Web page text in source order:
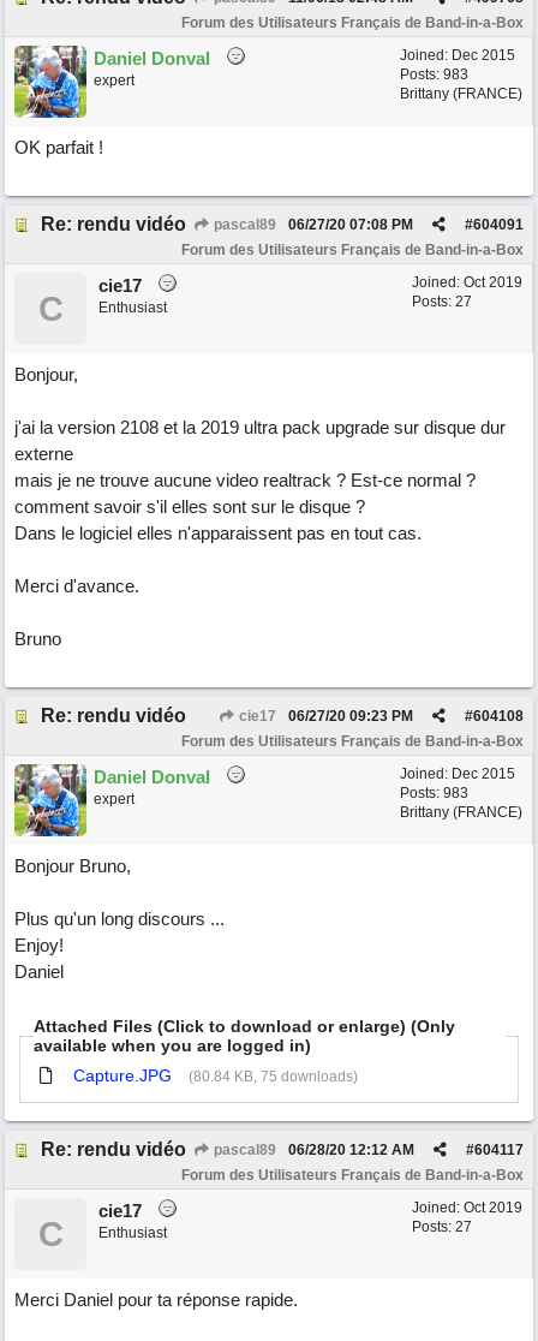
Forum des Utilisateurs Français de Band-in-a-Box
Joined: Dec 2015
Posts: 983
Brittany (FRANCE)
Daniel Donval
expert
OK parfait !
Re: rendu vidéo pascal89 #604091
06/27/20 07:08 PM
Forum des Utilisateurs Français de Band-in-a-Box
Joined: Oct 2019
Posts: 27
C
cie17
Enthusiast
Bonjour,
j'ai la version 2108 et la 2019 ultra pack upgrade sur disque dur
externe
mais je ne trouve aucune video realtrack ? Est-ce normal ?
comment savoir s'il elles sont sur le disque ?
Dans le logiciel elles n'apparaissent pas en tout cas.
Merci d'avance.
Bruno
Re: rendu vidéo cie17 #604108
06/27/20 09:23 PM
Forum des Utilisateurs Français de Band-in-a-Box
Joined: Dec 2015
Posts: 983
Brittany (FRANCE)
Daniel Donval
expert
Bonjour Bruno,
Plus qu'un long discours ...
Enjoy!
Daniel
Attached Files (Click to download or enlarge) (Only
available when you are logged in)
Capture.JPG
(80.84 KB, 75 downloads)
Re: rendu vidéo pascal89 #604117
06/28/20 12:12 AM
Forum des Utilisateurs Français de Band-in-a-Box
Joined: Oct 2019
Posts: 27
C
cie17
Enthusiast
Merci Daniel pour ta réponse rapide.